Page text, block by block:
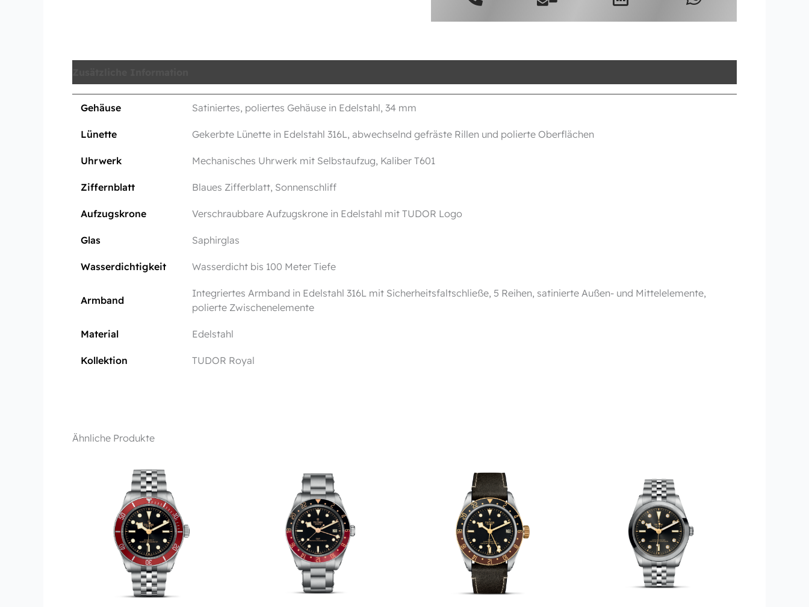
Gehäuse Satiniertes, poliertes Gehäuse in Edelstahl, 34 mm
Lünette Gekerbte Lünette in Edelstahl 316L, abwechselnd gefräste Rillen und polierte Oberflächen
Uhrwerk Mechanisches Uhrwerk mit Selbstaufzug, Kaliber T601
Ziffernblatt Blaues Zifferblatt, Sonnenschliff
Aufzugskrone Verschraubbare Aufzugskrone in Edelstahl mit TUDOR Logo
Glas Saphirglas
Wasserdichtigkeit Wasserdicht bis 100 Meter Tiefe
Armband
Integriertes Armband in Edelstahl 316L mit Sicherheits­faltschließe, 5 Reihen, satinierte Außen- und Mittelelemente,
polierte Zwischenelemente
Material Edelstahl
Kollektion TUDOR Royal
Ähnliche Produkte